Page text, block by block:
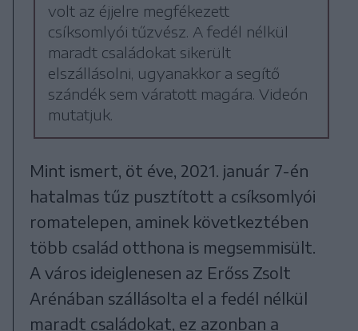
volt az éjjelre megfékezett
csíksomlyói tűzvész. A fedél nélkül
maradt családokat sikerült
elszállásolni, ugyanakkor a segítő
szándék sem váratott magára. Videón
mutatjuk.
Mint ismert, öt éve, 2021. január 7-én
hatalmas tűz pusztított a csíksomlyói
romatelepen, aminek következtében
több család otthona is megsemmisült.
A város ideiglenesen az Erőss Zsolt
Arénában szállásolta el a fedél nélkül
maradt családokat, ez azonban a